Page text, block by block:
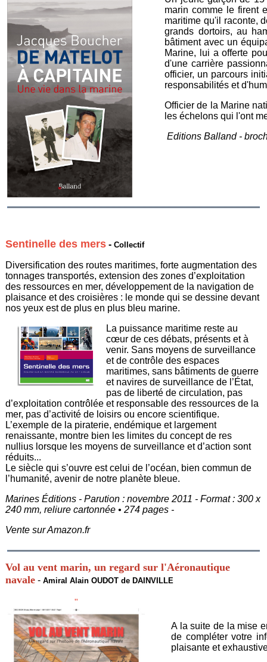
marin comme le firent
maritime qu'il raconte,
grands dortoirs, au
bâtiment avec un
Marine, lui a offerte
d'une carrière
officier, un parcours
responsabilités et
Officier de la Marine
les échelons qui l'ont
Editions Balland -
Sentinelle des mers -Collectif
Diversification des routes maritimes, forte augmentation des
tonnages transportés, extension des zones d’exploitation
des ressources en mer, développement de la navigation de
plaisance et des croisières : le monde qui se dessine devant
nos yeux est de plus en plus bleu marine.
La puissance maritime reste au
cœur de ces débats, présents et à
venir. Sans moyens de surveillance
et de contrôle des espaces
maritimes, sans bâtiments de guerre
et navires de surveillance de l’État,
pas de liberté de circulation, pas
d’exploitation contrôlée et responsable des ressources de la
mer, pas d’activité de loisirs ou encore scientifique.
L’exemple de la piraterie, endémique et largement
renaissante, montre bien les limites du concept de res
nullius lorsque les moyens de surveillance et d’action sont
réduits...
Le siècle qui s’ouvre est celui de l’océan, bien commun de
l’humanité, avenir de notre planète bleue.
Marines Éditions - Parution : novembre 2011 - Format : 300 x
240 mm, reliure cartonnée • 274 pages -
Vente sur Amazon.fr
Vol au vent marin, un regard sur l'Aéronautique
navale -Amiral Alain OUDOT de DAINVILLE
"
A la suite de la mise
de compléter votre
plaisante et